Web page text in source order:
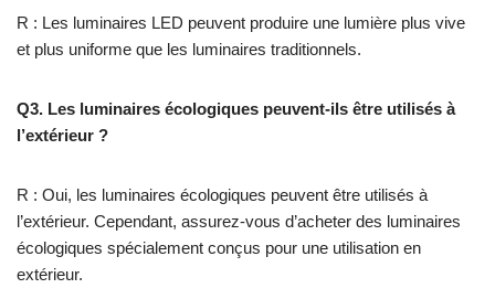
R : Les luminaires LED peuvent produire une lumière plus vive
et plus uniforme que les luminaires traditionnels.
Q3. Les luminaires écologiques peuvent-ils être utilisés à
l’extérieur ?
R : Oui, les luminaires écologiques peuvent être utilisés à
l’extérieur. Cependant, assurez-vous d’acheter des luminaires
écologiques spécialement conçus pour une utilisation en
extérieur.